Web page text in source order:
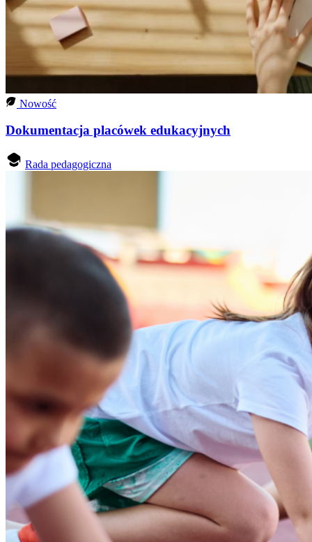
Nowość
Dokumentacja placówek edukacyjnych
Rada pedagogiczna